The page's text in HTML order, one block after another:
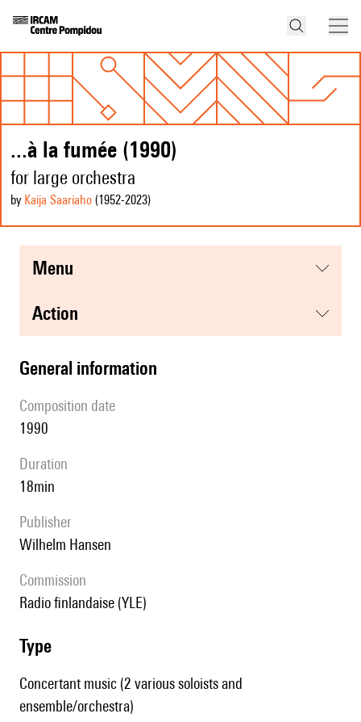
...à la fumée (1990)
for large orchestra
by Kaija Saariaho (1952-2023)
menu
action
general information
composition date
1990
duration
18min
publisher
Wilhelm Hansen
Commission
Radio finlandaise (YLE)
type
Concertant music (2 various soloists and
ensemble/orchestra)